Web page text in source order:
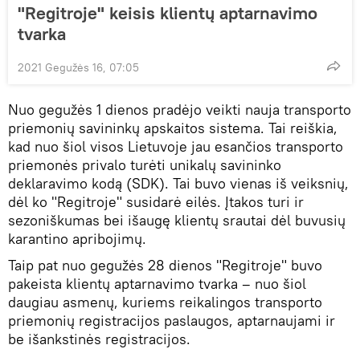
"Regitroje" keisis klientų aptarnavimo
tvarka
2021 Gegužės 16, 07:05
Nuo gegužės 1 dienos pradėjo veikti nauja transporto
priemonių savininkų apskaitos sistema. Tai reiškia,
kad nuo šiol visos Lietuvoje jau esančios transporto
priemonės privalo turėti unikalų savininko
deklaravimo kodą (SDK). Tai buvo vienas iš veiksnių,
dėl ko "Regitroje" susidarė eilės. Įtakos turi ir
sezoniškumas bei išaugę klientų srautai dėl buvusių
karantino apribojimų.
Taip pat nuo gegužės 28 dienos "Regitroje" buvo
pakeista klientų aptarnavimo tvarka – nuo šiol
daugiau asmenų, kuriems reikalingos transporto
priemonių registracijos paslaugos, aptarnaujami ir
be išankstinės registracijos.